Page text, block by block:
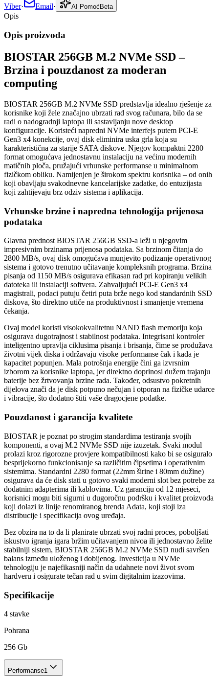
Viber· Email· AI Pomoć Beta
Opis
Opis proizvoda
BIOSTAR 256GB M.2 NVMe SSD –
Brzina i pouzdanost za moderan
computing
BIOSTAR 256GB M.2 NVMe SSD predstavlja idealno rješenje za
korisnike koji žele značajno ubrzati rad svog računara, bilo da se
radi o nadogradnji laptopa ili sastavljanju nove desktop
konfiguracije. Koristeći napredni NVMe interfejs putem PCI-E
Gen3 x4 konekcije, ovaj disk eliminira uska grla koja su
karakteristična za starije SATA diskove. Njegov kompaktni 2280
format omogućava jednostavnu instalaciju na većinu modernih
matičnih ploča, pružajući vrhunske performanse u minimalnom
fizičkom obliku. Namijenjen je širokom spektru korisnika – od onih
koji obavljaju svakodnevne kancelarijske zadatke, do entuzijasta
koji zahtijevaju brz odziv sistema i aplikacija.
Vrhunske brzine i napredna tehnologija prijenosa
podataka
Glavna prednost BIOSTAR 256GB SSD-a leži u njegovim
impresivnim brzinama prijenosa podataka. Sa brzinom čitanja do
2800 MB/s, ovaj disk omogućava munjevito podizanje operativnog
sistema i gotovo trenutno učitavanje kompleksnih programa. Brzina
pisanja od 1150 MB/s osigurava efikasan rad pri kopiranju velikih
datoteka ili instalaciji softvera. Zahvaljujući PCI-E Gen3 x4
magistrali, podaci putuju četiri puta brže nego kod standardnih SSD
diskova, što direktno utiče na produktivnost i smanjenje vremena
čekanja.
Ovaj model koristi visokokvalitetnu NAND flash memoriju koja
osigurava dugotrajnost i stabilnost podataka. Integrisani kontroler
inteligentno upravlja ciklusima pisanja i brisanja, čime se produžava
životni vijek diska i održavaju visoke performanse čak i kada je
kapacitet popunjen. Mala potrošnja energije čini ga izvrsnim
izborom za korisnike laptopa, jer direktno doprinosi dužem trajanju
baterije bez žrtvovanja brzine rada. Također, odsustvo pokretnih
dijelova znači da je disk potpuno nečujan i otporan na fizičke udarce
i vibracije, što dodatno štiti vaše dragocjene podatke.
Pouzdanost i garancija kvalitete
BIOSTAR je poznat po strogim standardima testiranja svojih
komponenti, a ovaj M.2 NVMe SSD nije izuzetak. Svaki modul
prolazi kroz rigorozne provjere kompatibilnosti kako bi se osiguralo
besprijekorno funkcionisanje sa različitim čipsetima i operativnim
sistemima. Standardni 2280 format (22mm širine i 80mm dužine)
osigurava da će disk stati u gotovo svaki moderni slot bez potrebe za
dodatnim adapterima ili kablovima. Uz garanciju od 12 mjeseci,
korisnici mogu biti sigurni u dugoročnu podršku i kvalitet proizvoda
koji dolazi iz linije renomiranog brenda Adata, koji stoji iza
distribucije i specifikacija ovog uređaja.
Bez obzira na to da li planirate ubrzati svoj radni proces, poboljšati
iskustvo igranja igara bržim učitavanjem nivoa ili jednostavno želite
stabilniji sistem, BIOSTAR 256GB M.2 NVMe SSD nudi savršen
balans između uloženog i dobijenog. Investicija u NVMe
tehnologiju je najefikasniji način da udahnete novi život svom
hardveru i osigurate tečan rad u svim digitalnim izazovima.
Specifikacije
4 stavke
Pohrana
256 Gb
Performanse1